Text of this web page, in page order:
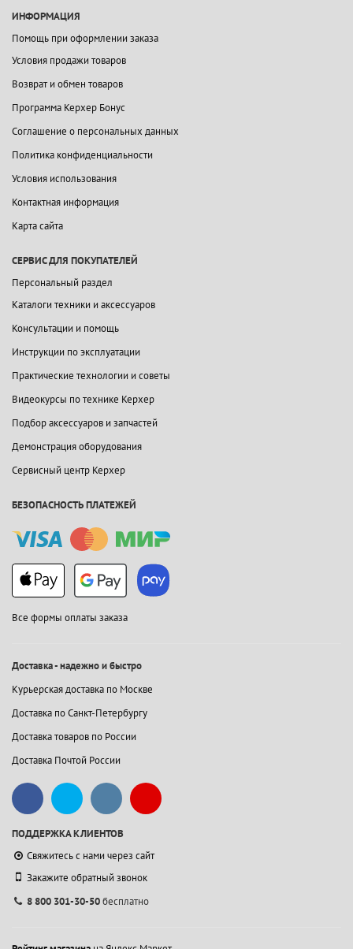
ИНФОРМАЦИЯ
Помощь при оформлении заказа
Условия продажи товаров
Возврат и обмен товаров
Программа Керхер Бонус
Соглашение о персональных данных
Политика конфиденциальности
Условия использования
Контактная информация
Карта сайта
СЕРВИС ДЛЯ ПОКУПАТЕЛЕЙ
Персональный раздел
Каталоги техники и аксессуаров
Консультации и помощь
Инструкции по эксплуатации
Практические технологии и советы
Видеокурсы по технике Керхер
Подбор аксессуаров и запчастей
Демонстрация оборудования
Сервисный центр Керхер
БЕЗОПАСНОСТЬ ПЛАТЕЖЕЙ
Все формы оплаты заказа
Доставка - надежно и быстро
Курьерская доставка по Москве
Доставка по Санкт-Петербургу
Доставка товаров по России
Доставка Почтой России
ПОДДЕРЖКА КЛИЕНТОВ
Свяжитесь с нами через сайт
Закажите обратный звонок
8 800 301-30-50бесплатно